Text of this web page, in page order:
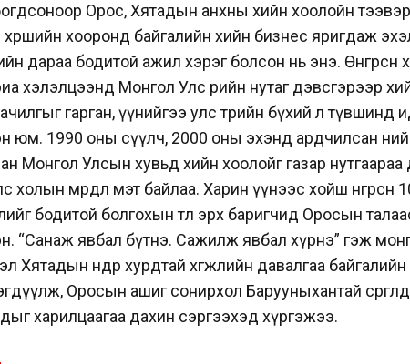
Орос, Хятадын анхны хийн хоолойн
хөршийн хооронд байгалийн хийн бизнес яригдаж
дараа бодитой ажил хэрэг болсон нь энэ.
хэлэлцээнд Монгол Улс өөрийн нутаг дэвсгэрээр
гарган, үүнийгээ улс төрийн бүхий л
юм. 1990 оны сүүлч, 2000 оны эхэнд ардчилсан
Монгол Улсын хувьд хийн хоолойг газар
холын мөрөөдөл мэт байлаа. Харин үүнээс хойш
бодитой болгохын төлөө эрх баригчид Оросын
“Санаж явбал бүтнэ. Сажилж явбал хүрнэ” гэж
Хятадын өндөр хурдтай хөгжлийн давалгаа
Оросын ашиг сонирхол Барууныхантай
харилцаагаа дахин сэргээхэд хүргэжээ.